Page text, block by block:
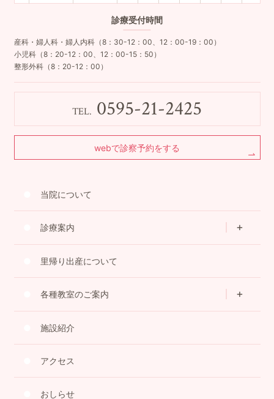
診療受付時間
産科・婦人科・婦人内科（8：30-12：00、12：00-19：00）
小児科（8：20-12：00、12：00-15：50）
整形外科（8：20-12：00）
TEL. 0595-21-2425
webで診察予約をする
当院について
診療案内
里帰り出産について
各種教室のご案内
施設紹介
アクセス
おしらせ